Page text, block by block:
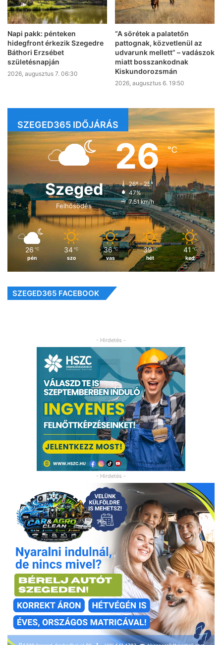
Napi pakk: pénteken
hidegfront érkezik Szegedre
Báthori Erzsébet
születésnapján
2026, augusztus 7. 06:30
“A sörétek a palatetőn
pattognak, közvetlenül az
udvarunk mellett” – vadászok
miatt bosszankodnak
Kiskundorozsmán
2026, augusztus 6. 19:50
SZEGED365 IDŐJÁRÁS
Szeged
Felhősödés
26℃
26º - 25º
47%
7.51 km/h
26 ℃
pén
34 ℃
szo
36 ℃
vas
39 ℃
hét
41 ℃
ked
SZEGED365 FACEBOOK
- Hirdetés -
- Hirdetés -